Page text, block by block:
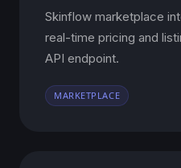
Skinflow marketplace
real-time pricing and
API endpoint.
MARKETPLACE